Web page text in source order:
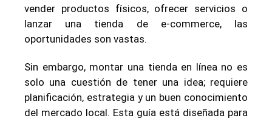
vender productos físicos, ofrecer servicios o
lanzar una tienda de e-commerce, las
oportunidades son vastas.
Sin embargo, montar una tienda en línea no es
solo una cuestión de tener una idea; requiere
planificación, estrategia y un buen conocimiento
del mercado local. Esta guía está diseñada para